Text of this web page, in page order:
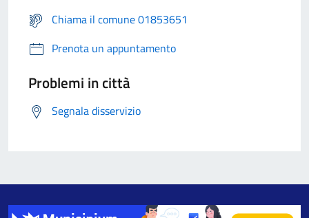
Chiama il comune 01853651
Prenota un appuntamento
Problemi in città
Segnala disservizio